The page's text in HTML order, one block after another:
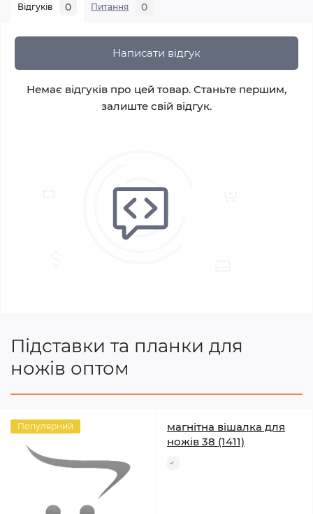
Відгуків 0 Питання 0
Написати відгук
Немає відгуків про цей товар. Станьте першим,
залиште свій відгук.
Підставки та планки для
ножів оптом
Популярний
магнітна вішалка для
ножів 38 (1411)